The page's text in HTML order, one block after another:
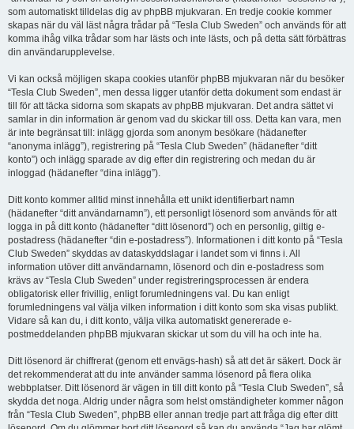
som automatiskt tilldelas dig av phpBB mjukvaran. En tredje cookie kommer
skapas när du väl läst några trådar på “Tesla Club Sweden” och används för att
komma ihåg vilka trådar som har lästs och inte lästs, och på detta sätt förbättras
din användarupplevelse.
Vi kan också möjligen skapa cookies utanför phpBB mjukvaran när du besöker
“Tesla Club Sweden”, men dessa ligger utanför detta dokument som endast är
till för att täcka sidorna som skapats av phpBB mjukvaran. Det andra sättet vi
samlar in din information är genom vad du skickar till oss. Detta kan vara, men
är inte begränsat till: inlägg gjorda som anonym besökare (hädanefter
“anonyma inlägg”), registrering på “Tesla Club Sweden” (hädanefter “ditt
konto”) och inlägg sparade av dig efter din registrering och medan du är
inloggad (hädanefter “dina inlägg”).
Ditt konto kommer alltid minst innehålla ett unikt identifierbart namn
(hädanefter “ditt användarnamn”), ett personligt lösenord som används för att
logga in på ditt konto (hädanefter “ditt lösenord”) och en personlig, giltig e-
postadress (hädanefter “din e-postadress”). Informationen i ditt konto på “Tesla
Club Sweden” skyddas av dataskyddslagar i landet som vi finns i. All
information utöver ditt användarnamn, lösenord och din e-postadress som
krävs av “Tesla Club Sweden” under registreringsprocessen är endera
obligatorisk eller frivillig, enligt forumledningens val. Du kan enligt
forumledningens val välja vilken information i ditt konto som ska visas publikt.
Vidare så kan du, i ditt konto, välja vilka automatiskt genererade e-
postmeddelanden phpBB mjukvaran skickar ut som du vill ha och inte ha.
Ditt lösenord är chiffrerat (genom ett envägs-hash) så att det är säkert. Dock är
det rekommenderat att du inte använder samma lösenord på flera olika
webbplatser. Ditt lösenord är vägen in till ditt konto på “Tesla Club Sweden”, så
skydda det noga. Aldrig under några som helst omständigheter kommer någon
från “Tesla Club Sweden”, phpBB eller annan tredje part att fråga dig efter ditt